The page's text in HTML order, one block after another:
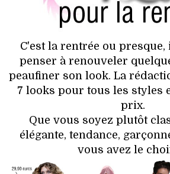
HIGH TECH
MAISON
AUTO
LIEUX
BEAUTÉ
MODE DE
C'est la rentrée ou presque,
penser à renouveler
peaufiner son look. La
7 looks pour tous les styles
prix.
Que vous soyez plutôt
élégante, tendance,
vous avez le